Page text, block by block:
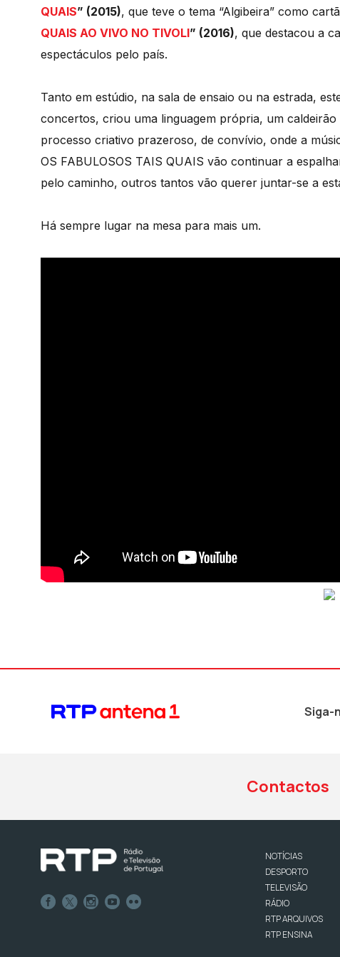
QUAIS” (2015), que teve o tema “Algibeira” como
QUAIS AO VIVO NO TIVOLI” (2016), que destacou a
espectáculos pelo país.
Tanto em estúdio, na sala de ensaio ou na estrada,
concertos, criou uma linguagem própria, um
processo criativo prazeroso, de convívio, onde a
OS FABULOSOS TAIS QUAIS vão continuar a
pelo caminho, outros tantos vão querer juntar-se a
Há sempre lugar na mesa para mais um.
Siga-
Contactos
NOTÍCIAS
DESPORTO
TELEVISÃO
RÁDIO
RTP ARQUIVOS
RTP ENSINA